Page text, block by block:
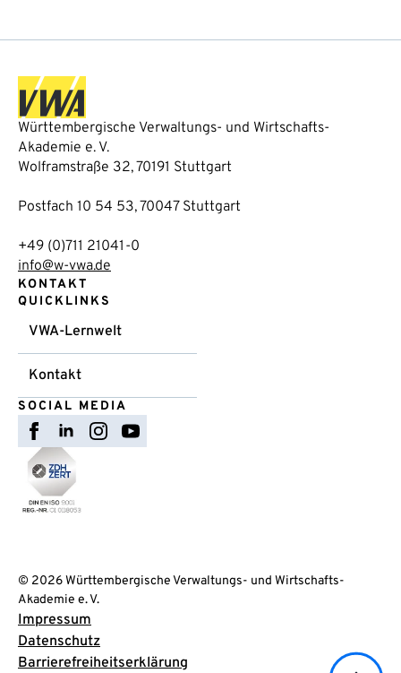
Württembergische Verwaltungs- und Wirtschafts-
Akademie e. V.
Wolframstraße 32, 70191 Stuttgart
Postfach 10 54 53, 70047 Stuttgart
+49 (0)711 21041-0
info@w-vwa.de
KONTAKT
QUICKLINKS
VWA-Lernwelt
Kontakt
SOCIAL MEDIA
© 2026 Württembergische Verwaltungs- und Wirtschafts-
Akademie e. V.
Impressum
Datenschutz
Barrierefreiheitserklärung